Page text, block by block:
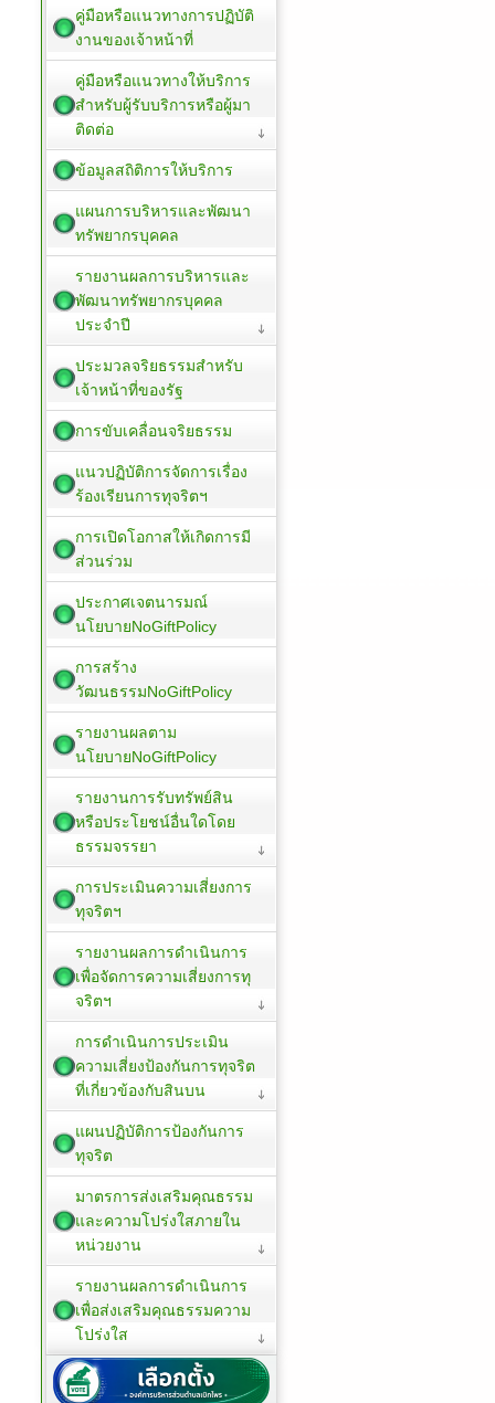
คู่มือหรือแนวทางการปฏิบัติ
งานของเจ้าหน้าที่
คู่มือหรือแนวทางให้บริการ
สำหรับผู้รับบริการหรือผู้มา
ติดต่อ
ข้อมูลสถิติการให้บริการ
แผนการบริหารและพัฒนา
ทรัพยากรบุคคล
รายงานผลการบริหารและ
พัฒนาทรัพยากรบุคคล
ประจำปี
ประมวลจริยธรรมสำหรับ
เจ้าหน้าที่ของรัฐ
การขับเคลื่อนจริยธรรม
แนวปฏิบัติการจัดการเรื่อง
ร้องเรียนการทุจริตฯ
การเปิดโอกาสให้เกิดการมี
ส่วนร่วม
ประกาศเจตนารมณ์
นโยบายNoGiftPolicy
การสร้าง
วัฒนธรรมNoGiftPolicy
รายงานผลตาม
นโยบายNoGiftPolicy
รายงานการรับทรัพย์สิน
หรือประโยชน์อื่นใดโดย
ธรรมจรรยา
การประเมินความเสี่ยงการ
ทุจริตฯ
รายงานผลการดำเนินการ
เพื่อจัดการความเสี่ยงการทุ
จริตฯ
การดำเนินการประเมิน
ความเสี่ยงป้องกันการทุจริต
ที่เกี่ยวข้องกับสินบน
แผนปฏิบัติการป้องกันการ
ทุจริต
มาตรการส่งเสริมคุณธรรม
และความโปร่งใสภายใน
หน่วยงาน
รายงานผลการดำเนินการ
เพื่อส่งเสริมคุณธรรมความ
โปร่งใส